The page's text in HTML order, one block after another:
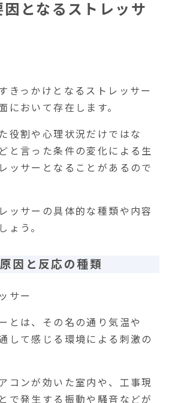
となるストレッサ
きっかけとなるストレッサー
において存在します。
役割や心理状況だけではな
と言った条件の変化による生
ッサーとなることがあるので
ッサーの具体的な種類や内容
ょう。
因と反応の種類
サー
とは、その名の通り気温や
して感じる環境による刺激の
コンが効いた室内や、工事現
で発生する振動や騒音などが